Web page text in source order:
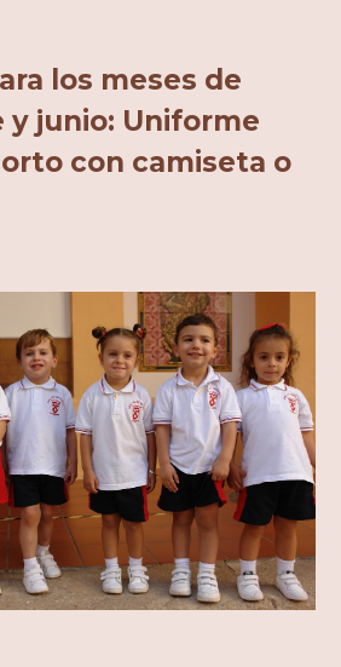
los meses de
junio: Uniforme
con camiseta o